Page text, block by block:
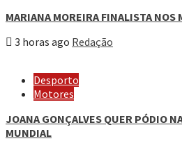
MARIANA MOREIRA FINALISTA NOS
3 horas ago Redação
Desporto
Motores
JOANA GONÇALVES QUER PÓDIO
MUNDIAL